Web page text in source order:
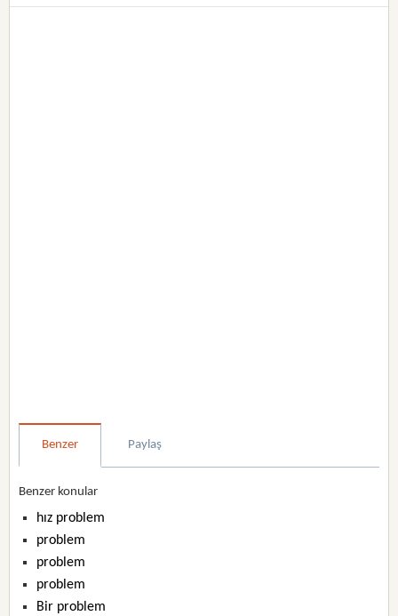
Benzer Paylaş
Benzer konular
hız problem
problem
problem
problem
Bir problem